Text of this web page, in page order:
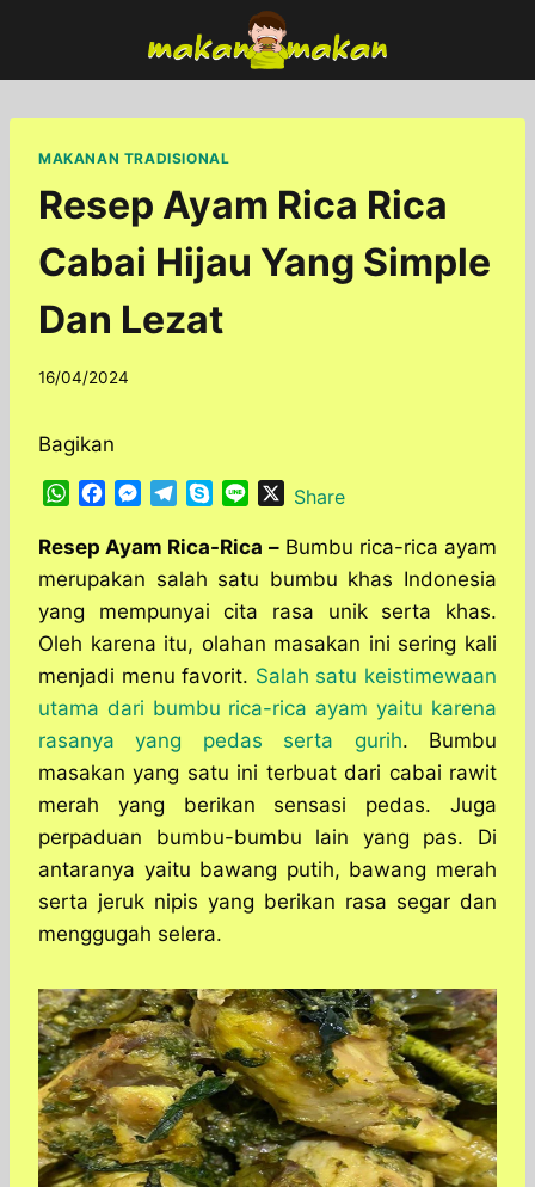
content
MAKANAN TRADISIONAL
Resep Ayam Rica Rica
Cabai Hijau Yang Simple
Dan Lezat
By
16/04/2024
Bagikan
W
a
t
A
p
p
c
e
o
o
k
M
s
s
n
g
e
r
l
e
r
a
m
y
p
n
e
XShare
Resep Ayam Rica-Rica –Bumbu rica-rica ayam
merupakan salah satu bumbu khas Indonesia
yang mempunyai cita rasa unik serta khas.
Oleh karena itu, olahan masakan ini sering kali
menjadi menu favorit. Salah satu keistimewaan
utama dari bumbu rica-rica ayam yaitu karena
rasanya yang pedas serta gurih. Bumbu
masakan yang satu ini terbuat dari cabai rawit
merah yang berikan sensasi pedas. Juga
perpaduan bumbu-bumbu lain yang pas. Di
antaranya yaitu bawang putih, bawang merah
serta jeruk nipis yang berikan rasa segar dan
menggugah selera.